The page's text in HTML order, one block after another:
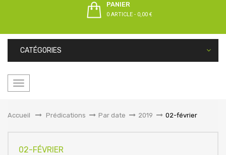
PANIER
0 ARTICLE - 0,00 €
CATÉGORIES
Basculer
Accueil
&gt;Prédications > Par date > 2019 > 02-février
02-FÉVRIER